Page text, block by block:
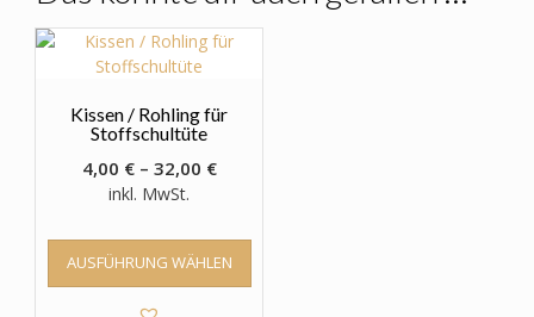
Kissen / Rohling für
Stoffschultüte
4,00 €– 32,00 €
inkl. MwSt.
AUSFÜHRUNG WÄHLEN
Dieses
weist